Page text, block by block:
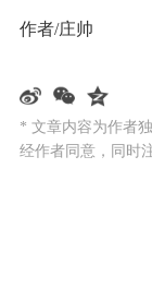
作者/庄帅
* 文章内容为作者
经作者同意，同时